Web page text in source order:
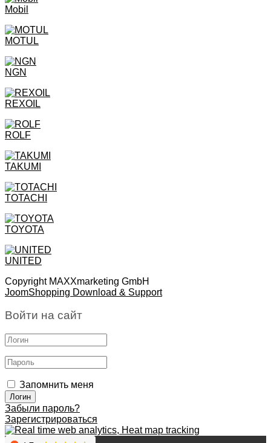
Mobil
MOTUL
NGN
REXOIL
ROLF
TAKUMI
TOTACHI
TOYOTA
UNITED
Copyright MAXXmarketing GmbH
JoomShopping Download & Support
Войти на сайт
Запомнить меня
Забыли пароль?
Зарегистрироваться